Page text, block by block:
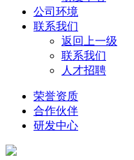
公司环境
联系我们
返回上一级
联系我们
人才招聘
荣誉资质
合作伙伴
研发中心